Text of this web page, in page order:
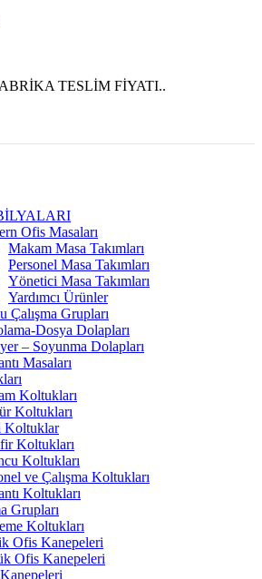
TESLİM FİYATI..
Ofis Masaları
Makam Masa Takımları
Personel Masa Takımları
Yönetici Masa Takımları
Yardımcı Ürünler
Çalışma Grupları
Dosya Dolapları
– Soyunma Dolapları
Masaları
Koltukları
Koltukları
Koltuklar
Koltukları
Koltukları
ve Çalışma Koltukları
Koltukları
Grupları
Koltukları
Ofis Kanepeleri
Ofis Kanepeleri